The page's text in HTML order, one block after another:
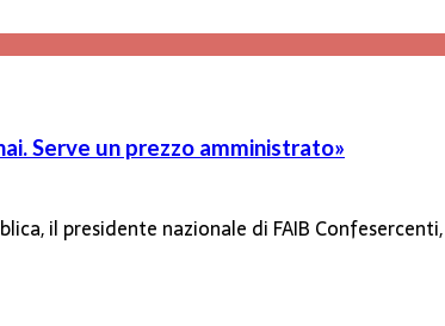
Serve un prezzo amministrato»
il presidente nazionale di FAIB